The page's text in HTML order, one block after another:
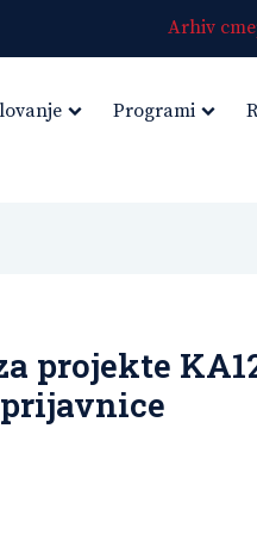
Arhiv
Programi
projekte